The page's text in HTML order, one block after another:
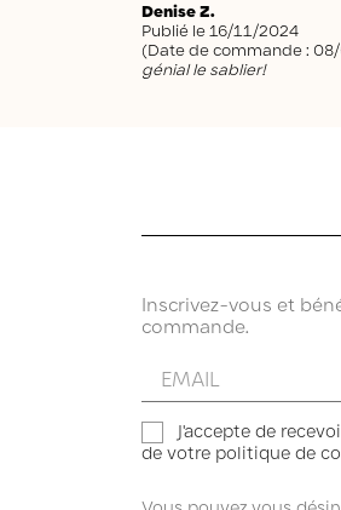
Denise Z.
Publié le 16/11/2024
(Date de commande :
génial le sablier!
Inscrivez-vous et
commande.
Entrez
votre
email
J'accepte de
de votre politique de